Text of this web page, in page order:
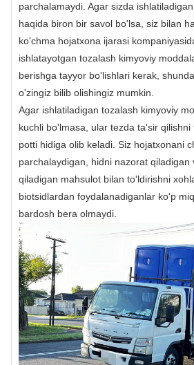
parchalamaydi. Agar sizda
haqida biron bir savol bo'lsa, siz bilan
ko'chma hojatxona ijarasi
ishlatayotgan tozalash kimyoviy
berishga tayyor bo'lishlari kerak,
o'zingiz bilib olishingiz mumkin.
Agar ishlatiladigan tozalash kimyoviy
kuchli bo'lmasa, ular tezda ta'sir
potti hidiga olib keladi. Siz hojatxonani
parchalaydigan, hidni nazorat qiladigan
qiladigan mahsulot bilan to'ldirishni
biotsidlardan foydalanadiganlar ko'p
bardosh bera olmaydi.